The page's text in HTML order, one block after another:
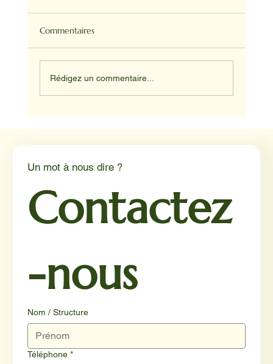
Commentaires
Rédigez un commentaire...
Un mot à nous dire ?
Contactez
-nous
Nom / Structure
Téléphone *